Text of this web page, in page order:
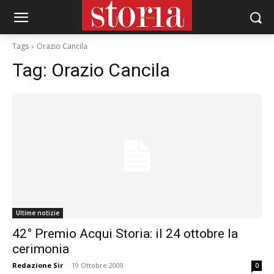
Tags Orazio Cancila
Tag: Orazio Cancila
Ultime notizie
42° Premio Acqui Storia: il 24 ottobre la
cerimonia
Redazione Sir - 19 Ottobre 2009 0